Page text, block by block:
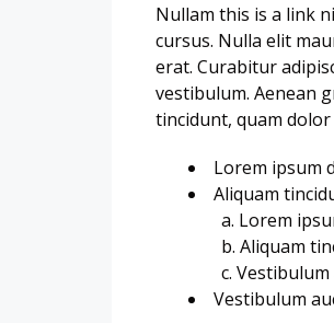
Nullam this is a link
cursus. Nulla elit
erat. Curabitur
vestibulum. Aenean
tincidunt, quam
Lorem ipsum
Aliquam
Lorem
Aliquam
Vestibulum
Vestibulum